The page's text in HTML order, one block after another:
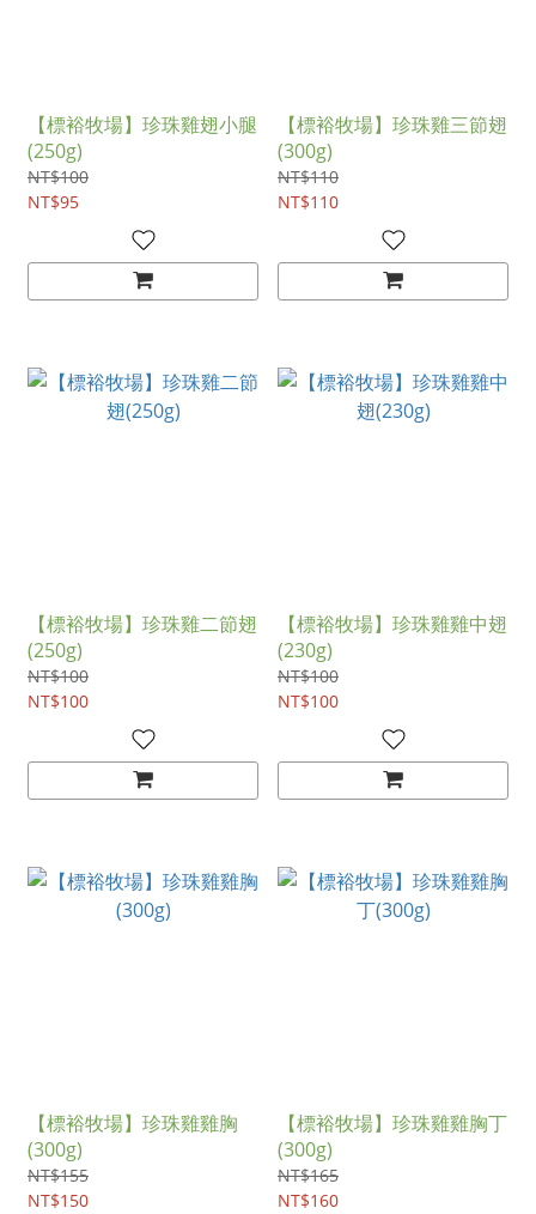
【標裕牧場】珍珠雞翅小腿
(250g)
NT$100
NT$95
【標裕牧場】珍珠雞三節翅
(300g)
NT$110
NT$110
【標裕牧場】珍珠雞二節翅
(250g)
NT$100
NT$100
【標裕牧場】珍珠雞雞中翅
(230g)
NT$100
NT$100
【標裕牧場】珍珠雞雞胸
(300g)
NT$155
NT$150
【標裕牧場】珍珠雞雞胸丁
(300g)
NT$165
NT$160